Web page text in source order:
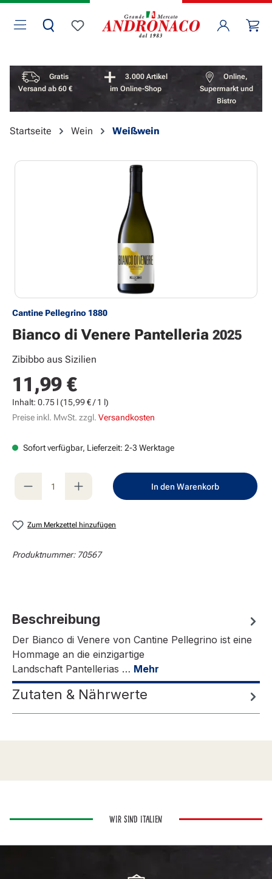
Zum Hauptinhalt springen
Du hast 0 Produkte auf dem Merkzettel
Vorteile überspringen
Gratis
Versand ab 60 €
3.000 Artikel
im Online-Shop
Online,
Supermarkt und
Bistro
Startseite Wein Weißwein
Bildergalerie überspringen
Cantine Pellegrino 1880
Bianco di Venere Pantelleria 2025
Zibibbo aus Sizilien
Regulärer Preis:
11,99 €
Inhalt: 0.75 l(15,99 € / 1 l)
Preise inkl. MwSt. zzgl. Versandkosten
Sofort verfügbar, Lieferzeit: 2-3 Werktage
Produkt Anzahl: Gib den gewünschten
In den Warenkorb
Zum Merkzettel hinzufügen
Produktnummer: 70567
Beschreibung
Der Bianco di Venere von Cantine Pellegrino ist eine
Hommage an die einzigartige
Landschaft Pantellerias … Mehr
Zutaten & Nährwerte
WIR SIND ITALIEN